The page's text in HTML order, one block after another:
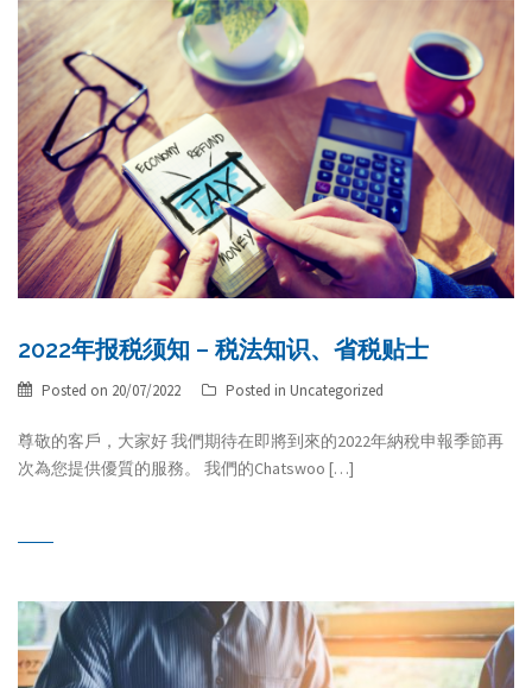
2022年报税须知 – 税法知识、省税贴士
Posted on 20/07/2022 Posted in Uncategorized
尊敬的客戶，大家好 我們期待在即將到來的2022年納稅申報季節再
次為您提供優質的服務。 我們的Chatswoo […]